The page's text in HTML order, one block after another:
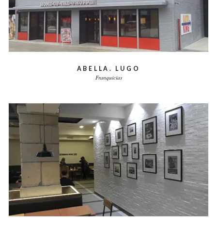
ABELLA. LUGO
Franquicias